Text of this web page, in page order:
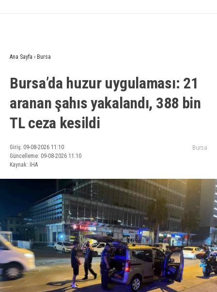
Ana Sayfa › Bursa
Bursa’da huzur uygulaması: 21
aranan şahıs yakalandı, 388 bin
TL ceza kesildi
Giriş: 09-08-2026 11:10
Güncelleme: 09-08-2026 11:10
Kaynak: İHA
Bursa